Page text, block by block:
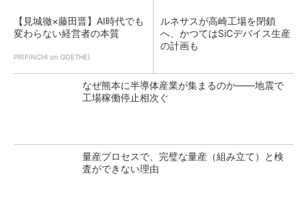
【見城徹×藤田晋】AI時代でも
変わらない経営者の本質
PR(FINCHI on GOETHE)
ルネサスが高崎工場を閉鎖
へ、かつてはSiCデバイス生産
の計画も
なぜ熊本に半導体産業が集まるのか――地震で
工場稼働停止相次ぐ
量産プロセスで、完璧な量産（組み立て）と検
査ができない理由